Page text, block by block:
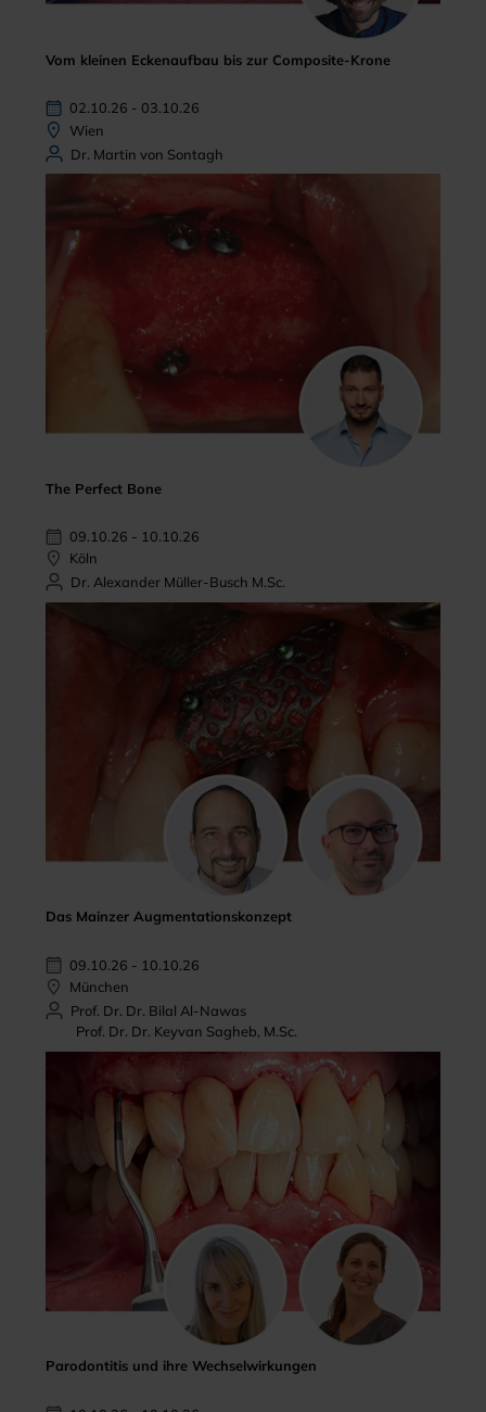
Vom kleinen Eckenaufbau bis zur Composite-Krone
02.10.26 - 03.10.26
Wien
Dr. Martin von Sontagh
The Perfect Bone
09.10.26 - 10.10.26
Köln
Dr. Alexander Müller-Busch M.Sc.
Das Mainzer Augmentationskonzept
09.10.26 - 10.10.26
München
Prof. Dr. Dr. Bilal Al-Nawas
Prof. Dr. Dr. Keyvan Sagheb, M.Sc.
Parodontitis und ihre Wechselwirkungen